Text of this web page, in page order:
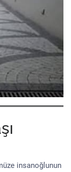
insanoğlunun